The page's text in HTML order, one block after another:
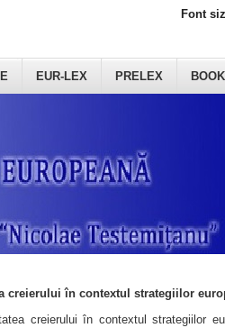
EUR-LEX PRELEX
Font
creierului în contextul strategiilor
creierului în contextul strategiilor